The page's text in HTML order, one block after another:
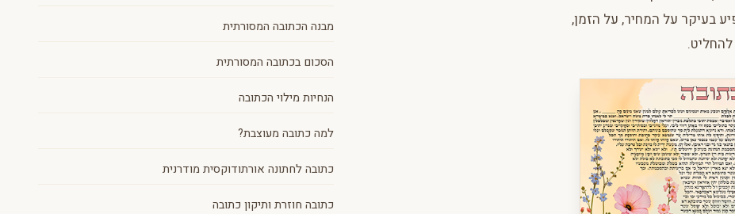
בעיקר על המחיר, על הזמן,
להחליט.
מבנה הכתובה המסורתית
הסכום בכתובה המסורתית
הנחיות מילוי הכתובה
למה כתובה מעוצבת?
כתובה לחתונה אורתודוקסית מודרנית
כתובה חוזרת ותיקון כתובה